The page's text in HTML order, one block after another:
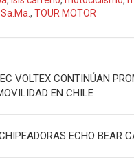
, TOUR MOTOR
VOLTEX CONTINÚAN
EN CHILE
ECHO BEAR